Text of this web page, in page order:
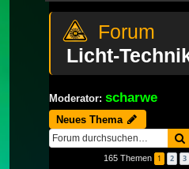
Licht-
Moderator: scharwe
Neues Thema
165 Themen 1 2 3